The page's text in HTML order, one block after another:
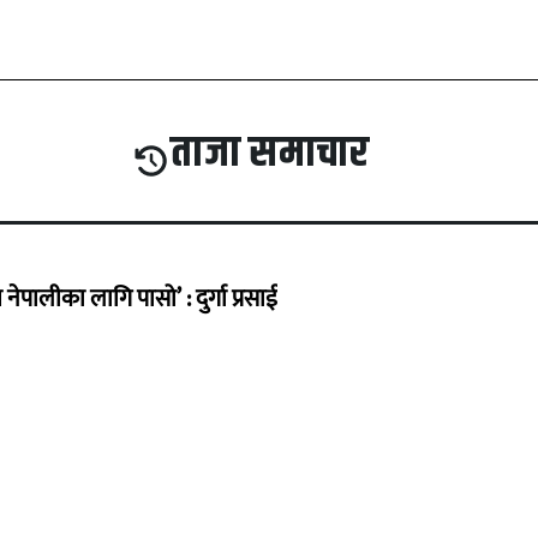
ताजा समाचार
लागि पासो’ : दुर्गा प्रसाई